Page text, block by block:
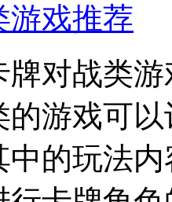
游戏推荐
牌对战类
的游戏可
中的玩法